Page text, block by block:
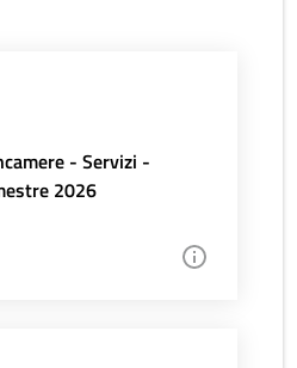
- Servizi -
2026